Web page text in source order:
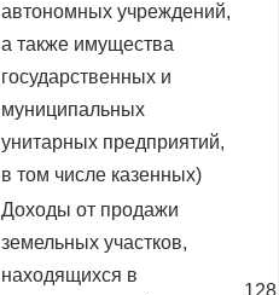
автономных учреждений,
а также имущества
государственных и
муниципальных
унитарных предприятий,
в том числе казенных)
Доходы от продажи
земельных участков,
находящихся в